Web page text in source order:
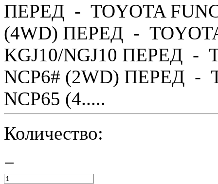
ПЕРЕД - TOYOTA
(4WD) ПЕРЕД -
KGJ10/NGJ10 ПЕРЕД -
NCP6# (2WD) ПЕРЕД -
NCP65 (4.....
Количество:
−